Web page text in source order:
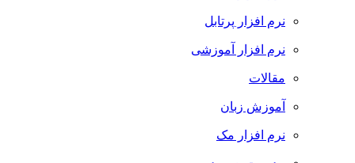
نرم افزار پرتابل
نرم افزار آموزشی
مقالات
آموزش زبان
نرم افزار مک